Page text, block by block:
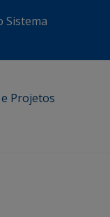
Sistema
Projetos